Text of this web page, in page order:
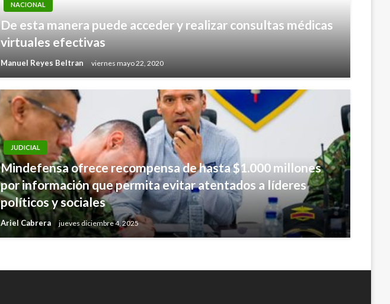
NACIONAL
De esta manera puede acceder y realizar consultas médicas
virtuales efectivas
Manuel Reyes Beltran viernes mayo 22, 2020
JUDICIAL
Mindefensa ofrece recompensa de hasta $1.000 millones
por información que permita evitar atentados a líderes
políticos y sociales
Ariel Cabrera jueves diciembre 4, 2025